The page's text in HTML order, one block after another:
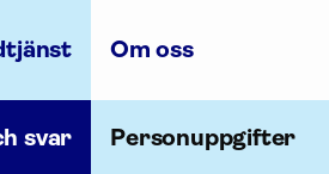
Om oss
svar Personuppgifter